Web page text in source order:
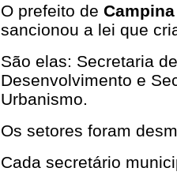
O prefeito de
sancionou a lei que
São elas: Secretaria
Desenvolvimento e
Urbanismo.
Os setores foram
Cada secretário